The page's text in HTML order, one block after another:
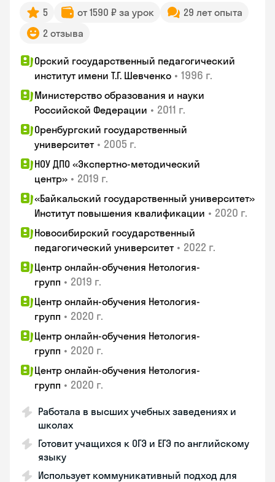
5 от 1590 ₽ за урок
29 лет опыта
2 отзыва
Орский государственный педагогический
институт имени Т.Г. Шевченко • 1996 г.
Министерство образования и науки
Российской Федерации • 2011 г.
Оренбургский государственный
университет • 2005 г.
НОУ ДПО «Экспертно-методический
центр» • 2019 г.
«Байкальский государственный университет»
Институт повышения квалификации • 2020 г.
Новосибирский государственный
педагогический университет • 2022 г.
Центр онлайн-обучения Нетология-
групп • 2019 г.
Центр онлайн-обучения Нетология-
групп • 2020 г.
Центр онлайн-обучения Нетология-
групп • 2020 г.
Центр онлайн-обучения Нетология-
групп • 2020 г.
Работала в высших учебных заведениях и
школах
Готовит учащихся к ОГЭ и ЕГЭ по английскому
языку
Использует коммуникативный подход для